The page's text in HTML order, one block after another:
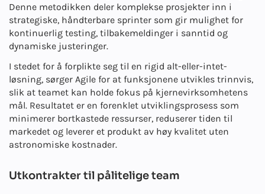
Denne metodikken deler komplekse prosjekter inn i
strategiske, håndterbare sprinter som gir mulighet for
kontinuerlig testing, tilbakemeldinger i sanntid og
dynamiske justeringer.
I stedet for å forplikte seg til en rigid alt-eller-intet-
løsning, sørger Agile for at funksjonene utvikles trinnvis,
slik at teamet kan holde fokus på kjernevirksomhetens
mål. Resultatet er en forenklet utviklingsprosess som
minimerer bortkastede ressurser, reduserer tiden til
markedet og leverer et produkt av høy kvalitet uten
astronomiske kostnader.
Utkontrakter til pålitelige team